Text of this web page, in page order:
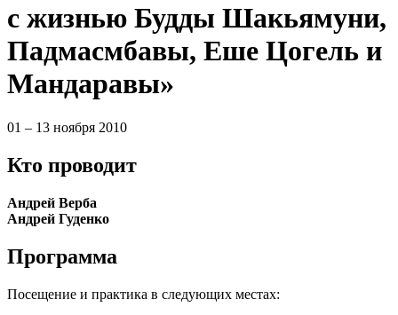
с жизнью Будды Шакьямуни,
Падмасмбавы, Еше Цогель и
Мандаравы»
01 – 13 ноября 2010
Кто проводит
Андрей Верба
Андрей Гуденко
Программа
Посещение и практика в следующих местах: